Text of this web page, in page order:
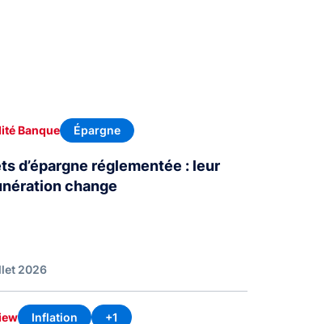
Banque Épargne
d’épargne réglementée : leur
change
2026
Inflation +1